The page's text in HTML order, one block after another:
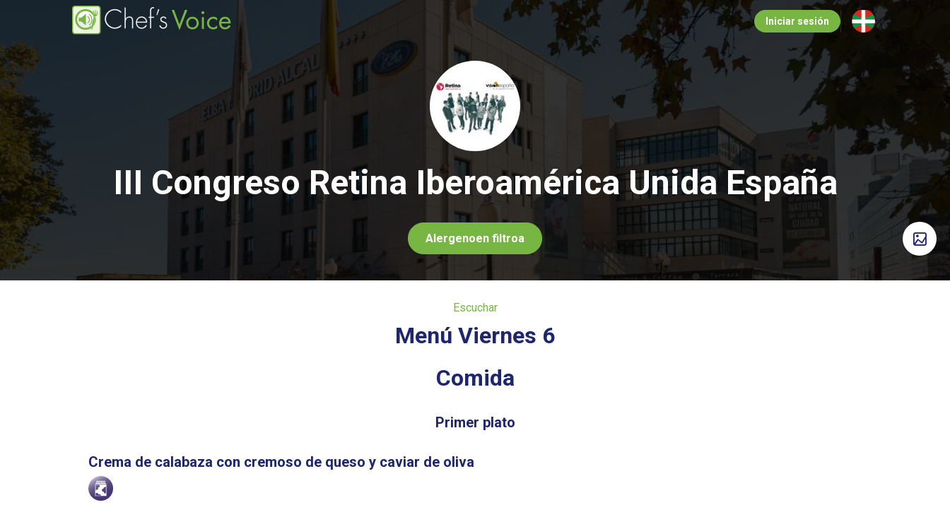
contenido
principal
Iniciar sesión
III Congreso Retina Iberoamérica Unida España
Alergenoen filtroa
Escuchar
Menú Viernes 6
Comida
Primer plato
Crema de calabaza con cremoso de queso y caviar de oliva
Alergenoak